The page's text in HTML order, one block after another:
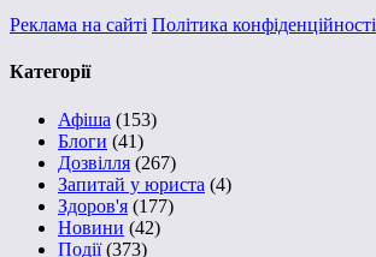
Реклама на сайті Політика конфіденційності
Категорії
Афіша (153)
Блоги (41)
Дозвілля (267)
Запитай у юриста (4)
Здоров'я (177)
Новини (42)
Події(373)